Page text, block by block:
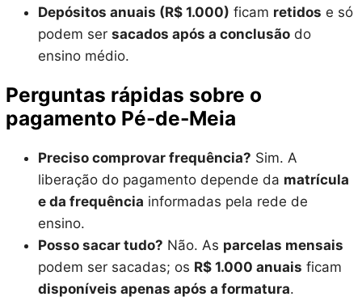
Depósitos anuais (R$ 1.000) ficam retidos e só
podem ser sacados após a conclusãodo
ensino médio.
Perguntas rápidas sobre o
pagamento Pé-de-Meia
Preciso comprovar frequência? Sim. A
liberação do pagamento depende da matrícula
e da frequência informadas pela rede de
ensino.
Posso sacar tudo? Não. As parcelas mensais
podem ser sacadas; os R$ 1.000 anuais ficam
disponíveis apenas após a formatura.